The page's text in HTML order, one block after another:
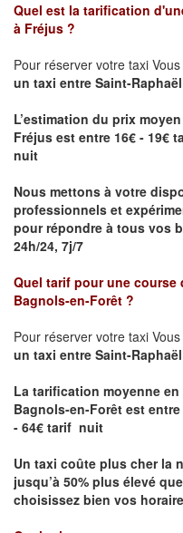
Quel est la tarification
à Fréjus ?
Pour réserver votre taxi
un taxi entre Saint-
L’estimation du prix
Fréjus est entre 16€ - 19€
nuit
Nous mettons à votre
professionnels et
pour répondre à tous vos
24h/24, 7j/7
Quel tarif pour une course
Bagnols-en-Forêt ?
Pour réserver votre taxi
un taxi entre Saint-
La tarification moyenne
Bagnols-en-Forêt est
- 64€ tarif nuit
Un taxi coûte plus cher la
jusqu’à 50% plus élevé
choisissez bien vos